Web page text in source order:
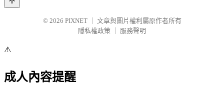
© 2026 PIXNET
文章與圖片權利屬原作者所有
隱私權政策
服務聲明
⚠️
成人內容提醒